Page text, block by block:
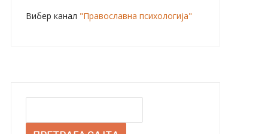
Вибер канал "Православна психологија"